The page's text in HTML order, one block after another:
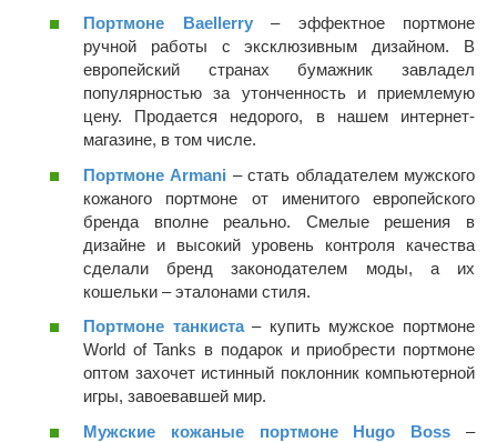
Портмоне Baellerry– эффектное портмоне
ручной работы с эксклюзивным дизайном. В
европейский странах бумажник завладел
популярностью за утонченность и приемлемую
цену. Продается недорого, в нашем интернет-
магазине, в том числе.
Портмоне Armani – стать обладателем мужского
кожаного портмоне от именитого европейского
бренда вполне реально. Смелые решения в
дизайне и высокий уровень контроля качества
сделали бренд законодателем моды, а их
кошельки – эталонами стиля.
Портмоне танкиста– купить мужское портмоне
World of Tanks в подарок и приобрести портмоне
оптом захочет истинный поклонник компьютерной
игры, завоевавшей мир.
Мужские кожаные портмоне Hugo Boss –